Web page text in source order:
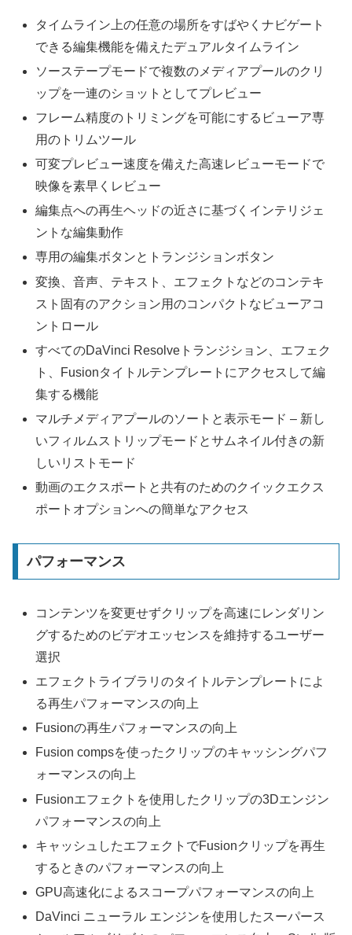
タイムライン上の任意の場所をすばやくナビゲート
できる編集機能を備えたデュアルタイムライン
ソーステープモードで複数のメディアプールのクリ
ップを一連のショットとしてプレビュー
フレーム精度のトリミングを可能にするビューア専
用のトリムツール
可変プレビュー速度を備えた高速レビューモードで
映像を素早くレビュー
編集点への再生ヘッドの近さに基づくインテリジェ
ントな編集動作
専用の編集ボタンとトランジションボタン
変換、音声、テキスト、エフェクトなどのコンテキ
スト固有のアクション用のコンパクトなビューアコ
ントロール
すべてのDaVinci Resolveトランジション、エフェク
ト、Fusionタイトルテンプレートにアクセスして編
集する機能
マルチメディアプールのソートと表示モード – 新し
いフィルムストリップモードとサムネイル付きの新
しいリストモード
動画のエクスポートと共有のためのクイックエクス
ポートオプションへの簡単なアクセス
パフォーマンス
コンテンツを変更せずクリップを高速にレンダリン
グするためのビデオエッセンスを維持するユーザー
選択
エフェクトライブラリのタイトルテンプレートによ
る再生パフォーマンスの向上
Fusionの再生パフォーマンスの向上
Fusion compsを使ったクリップのキャッシングパフ
ォーマンスの向上
Fusionエフェクトを使用したクリップの3Dエンジン
パフォーマンスの向上
キャッシュしたエフェクトでFusionクリップを再生
するときのパフォーマンスの向上
GPU高速化によるスコープパフォーマンスの向上
DaVinci ニューラル エンジンを使用したスーパース